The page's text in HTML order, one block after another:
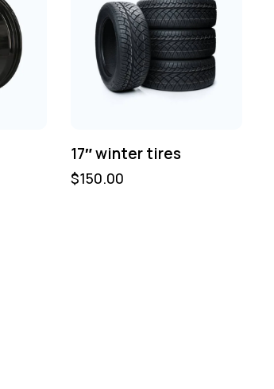
17″ winter tires
$150.00